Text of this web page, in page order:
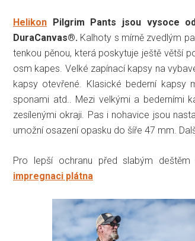
Helikon Pilgrim Pants jsou vysoce
DuraCanvas®. Kalhoty s mírně zvedlým
tenkou pěnou, která poskytuje ještě větší
osm kapes. Velké zapínací kapsy na
kapsy otevřené. Klasické bederní kapsy
sponami atd.. Mezi velkými a bederními
zesílenými okraji. Pas i nohavice jsou
umožní osazení opasku do šíře 47 mm.
Pro lepší ochranu před slabým
impregnaci plátna